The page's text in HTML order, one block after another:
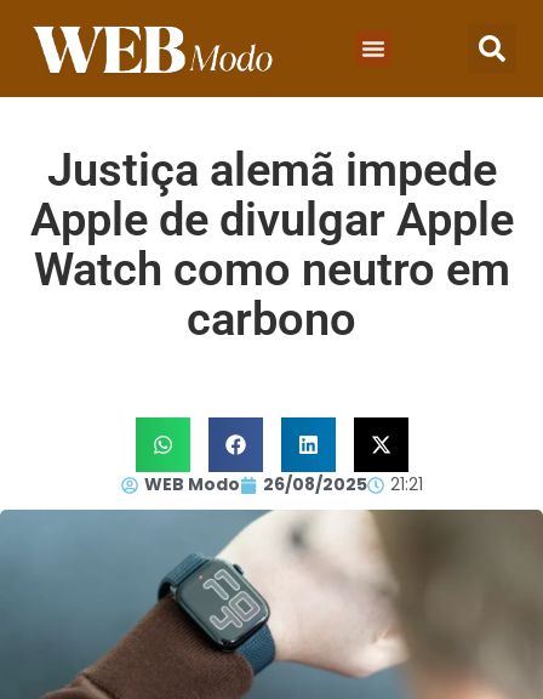
Justiça alemã impede
Apple de divulgar Apple
Watch como neutro em
carbono
WEB Modo 26/08/2025 21:21